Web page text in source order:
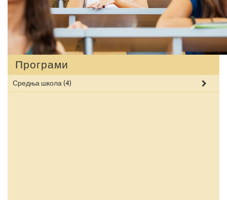
Програми
Средња школа(4)